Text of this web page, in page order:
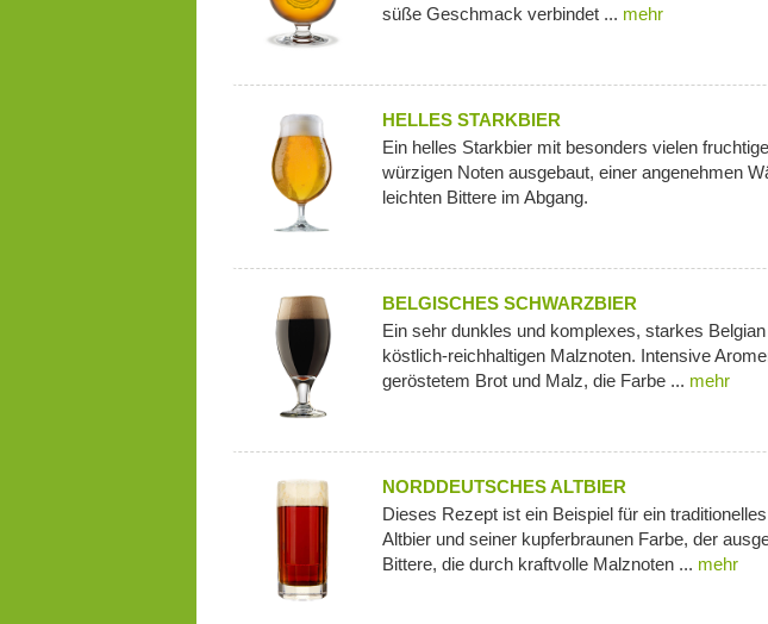
süße Geschmack verbindet ... mehr
HELLES STARKBIER
Ein helles Starkbier mit besonders vielen
würzigen Noten ausgebaut, einer angenehmen
leichten Bittere im Abgang.
BELGISCHES SCHWARZBIER
Ein sehr dunkles und komplexes, starkes
köstlich-reichhaltigen Malznoten. Intensive
geröstetem Brot und Malz, die Farbe ... mehr
NORDDEUTSCHES ALTBIER
Dieses Rezept ist ein Beispiel für ein
Altbier und seiner kupferbraunen Farbe, der
Bittere, die durch kraftvolle Malznoten ... mehr